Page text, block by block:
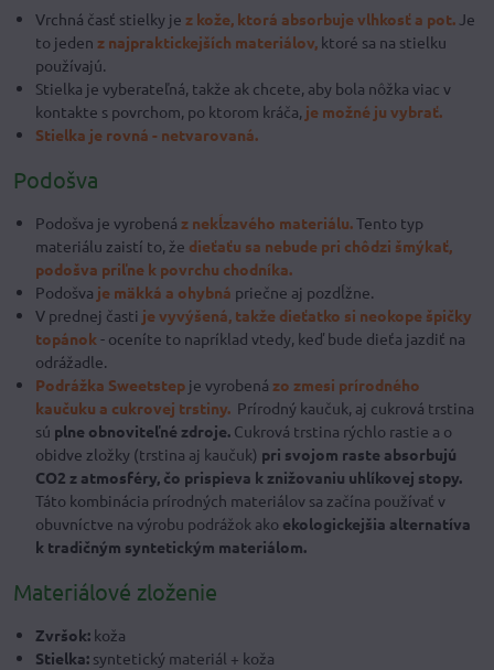
Vrchná časť stielky je z kože, ktorá absorbuje vlhkosť a pot. Je
to jeden z najpraktickejších materiálov, ktoré sa na stielku
používajú.
Stielka je vyberateľná, takže ak chcete, aby bola nôžka viac v
kontakte s povrchom, po ktorom kráča, je možné ju vybrať.
Stielka je rovná - netvarovaná.
Podošva
Podošva je vyrobená z nekĺzavého materiálu.Tento typ
materiálu zaistí to, že dieťaťu sa nebude pri chôdzi šmýkať,
podošva priľne k povrchu chodníka.
Podošva je mäkká a ohybná priečne aj pozdĺžne.
V prednej časti je vyvýšená, takže dieťatko si neokope špičky
topánok- oceníte to napríklad vtedy, keď bude dieťa jazdiť na
odrážadle.
Podrážka Sweetstep je vyrobená zo zmesi prírodného
kaučuku a cukrovej trstiny. Prírodný kaučuk, aj cukrová trstina
sú plne obnoviteľné zdroje. Cukrová trstina rýchlo rastie a o
obidve zložky (trstina aj kaučuk) pri svojom raste absorbujú
CO2 z atmosféry, čo prispieva k znižovaniu uhlíkovej stopy.
Táto kombinácia prírodných materiálov sa začína používať v
obuvníctve na výrobu podrážok ako ekologickejšia alternatíva
k tradičným syntetickým materiálom.
Materiálové zloženie
Zvršok: koža
Stielka: syntetický materiál + koža